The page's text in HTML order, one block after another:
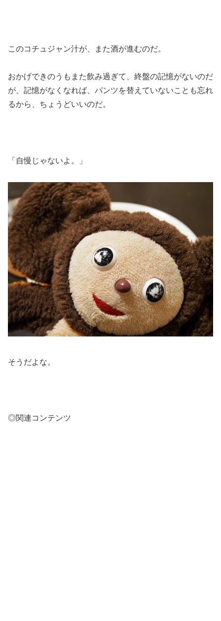
このコチュジャン汁が、また酒が進むのだ。
おかげできのうもまた飲み過ぎて、終盤の記憶がないのだ
が、記憶がなくなれば、パンツを替えていないことも忘れ
るから、ちょうどいいのだ。
「自慢じゃないよ。」
そうだよな。
◎関連コンテンツ